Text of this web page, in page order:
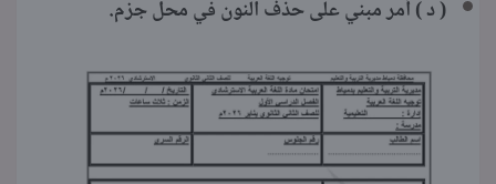
( د ) أمر مبني على حذف النون في محل جزم.